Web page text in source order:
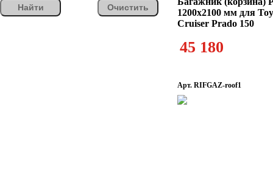
Найти Очистить
1200х2100 мм для
Cruiser Prado 150
45 180
Арт. RIFGAZ-roof1